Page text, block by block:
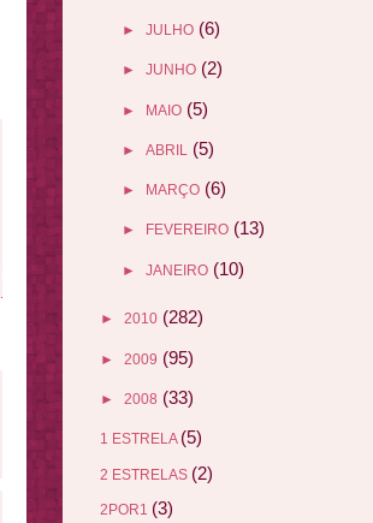
► JULHO (6)
► JUNHO (2)
► MAIO (5)
► ABRIL (5)
► MARÇO (6)
► FEVEREIRO (13)
► JANEIRO (10)
► 2010 (282)
► 2009 (95)
► 2008 (33)
1 ESTRELA (5)
2 ESTRELAS (2)
2POR1 (3)